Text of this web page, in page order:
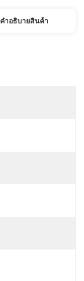
คําอธิบายสินค้า